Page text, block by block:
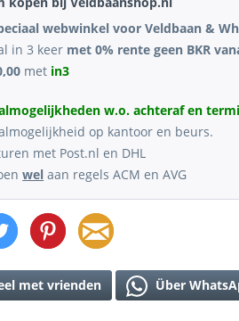
webwinkel voor Veldbaan &
in 3 keer met 0% rente geen BKR
met in3
w.o. achteraf en
op kantoor en beurs.
met Post.nl en DHL
wel aan regels ACM en AVG
met vrienden Über